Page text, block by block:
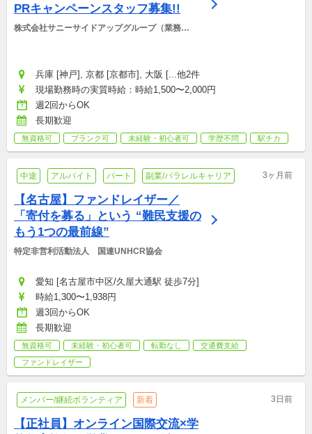
PRキャンペーンスタッフ募集!!
株式会社サニーサイドアップグループ（業務運
兵庫 [神戸], 京都 [京都市], 大阪 [...他2件
現場勤務時の実質時給：時給1,500〜2,000円
週2回からOK
長期歓迎
無資格可 ブランク可 未経験・初心者可 学歴不問 駅チカ
中途 アルバイト パート 副業/パラレルキャリア 3ヶ月前
【名古屋】ファンドレイザー／
「寄付を募る」という “難民支援の
もう1つの最前線”
特定非営利活動法人　国連UNHCR協会
愛知 [名古屋市中区/久屋大通駅 徒歩7分]
時給1,300〜1,938円
週3回からOK
長期歓迎
無資格可 未経験・初心者可 転勤なし
交通費支給
ファンドレイザー
メンバー/継続ボランティア 新着 3日前
【正社員】オンライン国際交流×学